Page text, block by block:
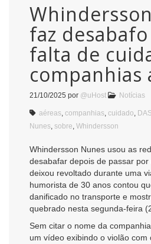
faz
falta de
companhias
21/10/2025 por @uHost Notícias
aéreas companhias cuidado
Nunes sobre Whindersson
Whindersson Nunes usou as
desabafar depois de passar
deixou revoltado durante uma
humorista de 30 anos contou
danificado no transporte e
quebrado nesta segunda-feira
Sem citar o nome da
um vídeo exibindo o violão com